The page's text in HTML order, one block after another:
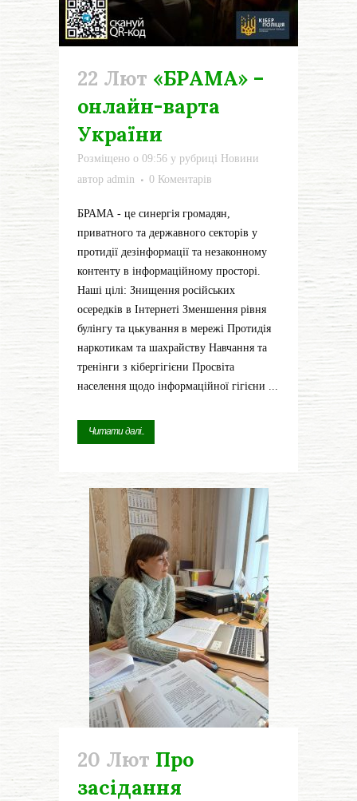
22 Лют «БРАМА» –
онлайн-варта
України
Розміщено о 09:56 у рубриці Новини
автор admin 0 Коментарів
БРАМА - це синергія громадян,
приватного та державного секторів у
протидії дезінформації та незаконному
контенту в інформаційному просторі.
Наші цілі: Знищення російських
осередків в Інтернеті Зменшення рівня
булінгу та цькування в мережі Протидія
наркотикам та шахрайству Навчання та
тренінги з кібергігієни Просвіта
населення щодо інформаційної гігієни ...
Читати далі...
20 Лют Про
засідання